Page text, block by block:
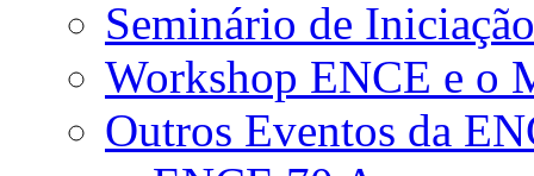
Seminário de
Workshop ENCE e o
Outros Eventos da